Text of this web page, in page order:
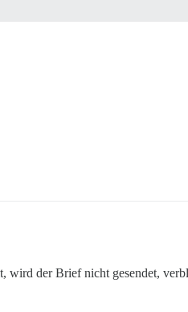
der Brief nicht gesendet,